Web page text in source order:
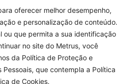
oferecer melhor desempenho,
e personalização de conteúdo.
ou que permita a sua identificação
no site do Metrus, você
da Política de Proteção e
Pessoais, que contempla a Política
de Cookies.
USO
CANAL